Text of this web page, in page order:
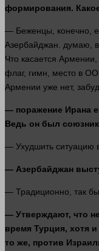
формирования.
— Беженцы, конечно,
Азербайджан. думаю ,
Что касается
флаг, гимн, место в
Армении уже нет,
— поражение Ирана
Ведь он был
— Ухудшить ситуацию
— Азербайджан
— Традиционно, так
— Утверждают, что
время Турция, хотя и
то же, против